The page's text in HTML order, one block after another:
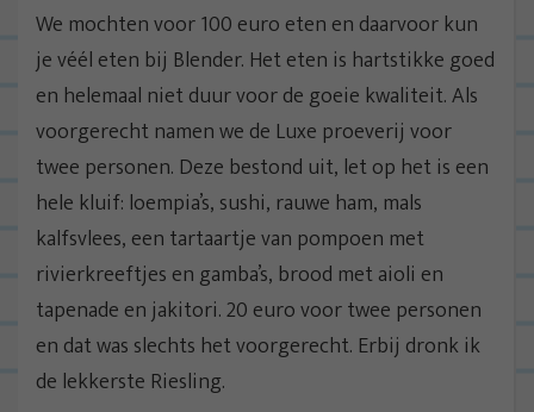
We mochten voor 100 euro eten en daarvoor kun
je véél eten bij Blender. Het eten is hartstikke goed
en helemaal niet duur voor de goeie kwaliteit. Als
voorgerecht namen we de Luxe proeverij voor
twee personen. Deze bestond uit, let op het is een
hele kluif: loempia’s, sushi, rauwe ham, mals
kalfsvlees, een tartaartje van pompoen met
rivierkreeftjes en gamba’s, brood met aioli en
tapenade en jakitori. 20 euro voor twee personen
en dat was slechts het voorgerecht. Erbij dronk ik
de lekkerste Riesling.